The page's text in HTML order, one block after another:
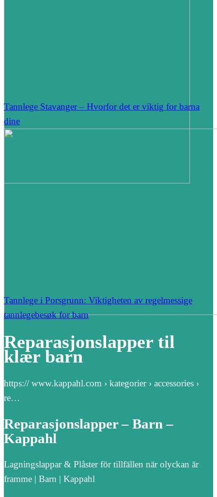
Tannlege Stavanger – Hvorfor det er viktig for barna
dine
Tannlege i Porsgrunn: Viktigheten av regelmessige
tannlegebesøk for barn
Reparasjonslapper til
klær barn
https:// www.kappahl.com › kategorier › accessories ›
re…
Reparasjonslapper – Barn –
Kappahl
Lagningslappar & Plåster för tillfällen när olyckan är
framme | Barn | Kappahl